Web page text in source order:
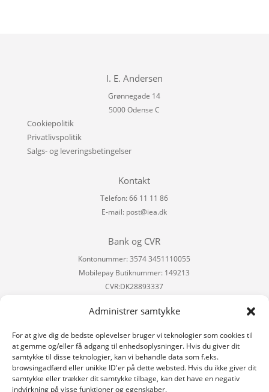
Administrer samtykke
For at give dig de bedste oplevelser bruger vi teknologier som cookies til
at gemme og/eller få adgang til enhedsoplysninger. Hvis du giver dit
samtykke til disse teknologier, kan vi behandle data som f.eks.
browsingadfærd eller unikke ID'er på dette websted. Hvis du ikke giver dit
samtykke eller trækker dit samtykke tilbage, kan det have en negativ
indvirkning på visse funktioner og egenskaber.
I. E. Andersen
Grønnegade 14
5000 Odense C
Cookiepolitik
Privatlivspolitik
Salgs- og leveringsbetingelser
Kontakt
Telefon: 66 11 11 86
E-mail: post@iea.dk
Bank og CVR
Kontonummer: 3574 3451110055
Mobilepay Butiknummer: 149213
CVR:DK28893337
Besøg os på
Facebook
Instagram